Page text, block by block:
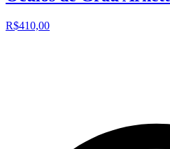
R$410,00